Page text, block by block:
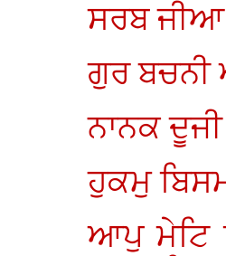
ਸਰਬ
ਗੁਰ ਬਚਨੀ
ਨਾਨਕ
ਹੁਕਮੁ
ਆਪੁ ਮੇਟਿ